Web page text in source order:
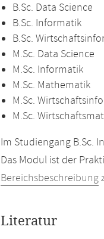
B.Sc. Data Science
B.Sc. Informatik
B.Sc.
M.Sc. Data Science
M.Sc. Informatik
M.Sc. Mathematik
M.Sc.
M.Sc.
Im Studiengang B.Sc.
Das Modul ist der
Bereichsbeschreibung
Literatur